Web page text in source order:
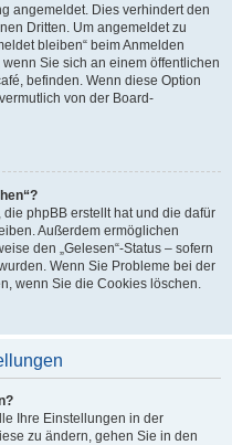
angemeldet. Dies verhindert den
Dritten. Um angemeldet zu
bleiben“ beim Anmelden
Sie sich an einem öffentlichen
befinden. Wenn diese Option
von der Board-
phpBB erstellt hat und die dafür
Außerdem ermöglichen
den „Gelesen“-Status – sofern
Wenn Sie Probleme bei der
wenn Sie die Cookies löschen.
Ihre Einstellungen in der
zu ändern, gehen Sie in den